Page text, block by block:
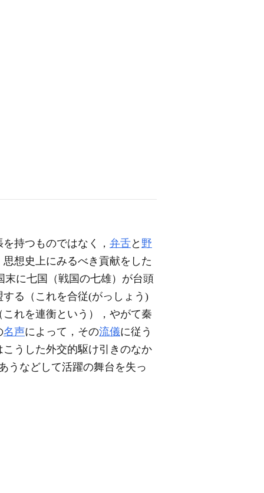
持つものではなく， 弁舌と 野
想史上にみるべき貢献をした
末に七国（戦国の七雄）が台頭
する（これを合従(がっしょう)
れを連衡という），やがて秦
名声によって，その流儀に従う
うした外交的駆け引きのなか
うなどして活躍の舞台を失っ